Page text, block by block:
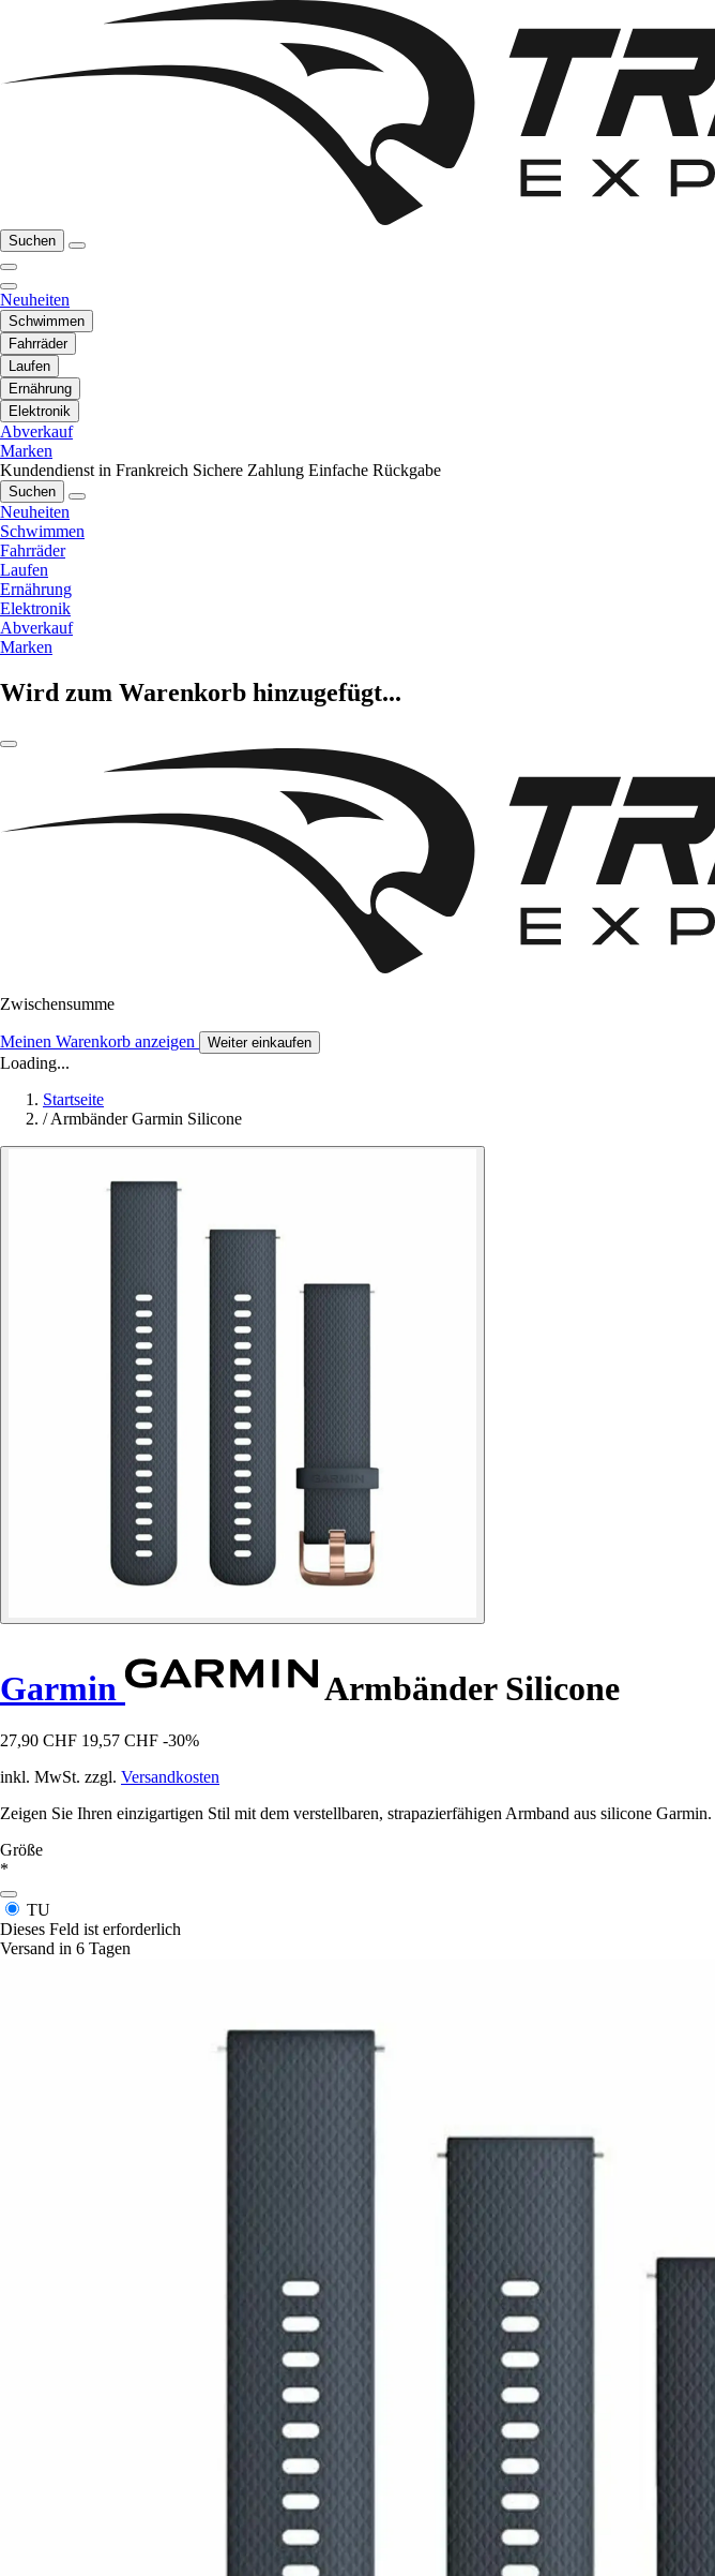
Suchen
Neuheiten
Schwimmen
Fahrräder
Laufen
Ernährung
Elektronik
Abverkauf
Marken
Kundendienst in Frankreich Sichere Zahlung Einfache Rückgabe
Suchen
Neuheiten
Schwimmen
Fahrräder
Laufen
Ernährung
Elektronik
Abverkauf
Marken
Wird zum Warenkorb hinzugefügt...
Zwischensumme
Meinen Warenkorb anzeigen Weiter einkaufen
Loading...
Startseite
/ Armbänder Garmin Silicone
Garmin Armbänder Silicone
27,90 CHF 19,57 CHF -30%
inkl. MwSt. zzgl. Versandkosten
Zeigen Sie Ihren einzigartigen Stil mit dem verstellbaren, strapazierfähigen Armband aus silicone
Größe
*
TU
Dieses Feld ist erforderlich
Versand in 6 Tagen